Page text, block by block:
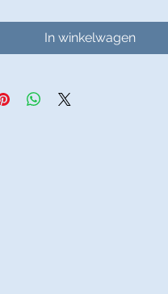
In winkelwagen